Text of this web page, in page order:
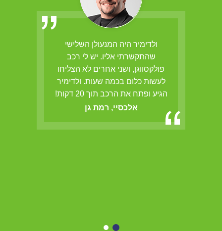
ולדימיר היה המנעולן השלישי
שהתקשרתי אליו. יש לי רכב
פולקסווגן, ושני אחרים לא הצליחו
לעשות כלום בכמה שעות. ולדימיר
הגיע ופתח את הרכב תוך 20 דקות!
אלכסיי, רמת גן